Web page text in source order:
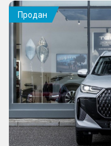
Продан